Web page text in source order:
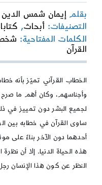
بقلم إيمان شمس الدين
التصنيفات: أبحاث,
الكلمات المفتاحية:
القرآن
الخطاب القرآني تميّز بأنه
وأجناسهم، وكان أهم ما صرح
لجميع البشر دون تمييز في
ساوى القرآن في خطابه بين
أحدهما دون الآخر بناءً على
هذه الحياة الدنيا. إلا أن
النظر عن كون هذا الإنسان